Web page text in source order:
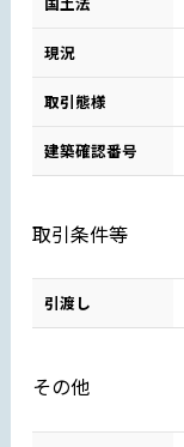
現況
取引態様
建築確認番号
取引条件等
引渡し
その他